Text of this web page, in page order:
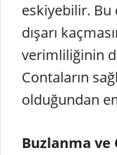
eskiyebilir. Bu
dışarı
verimliliğinin
Contaların
olduğundan
Buzlanma ve